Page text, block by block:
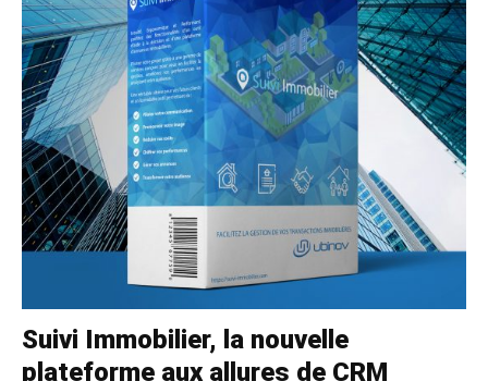
Suivi Immobilier, la nouvelle
plateforme aux allures de CRM